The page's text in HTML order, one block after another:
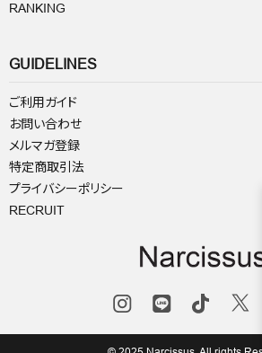
RANKING
GUIDELINES
ご利用ガイド
お問い合わせ
メルマガ登録
特定商取引法
プライバシーポリシー
RECRUIT